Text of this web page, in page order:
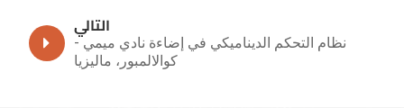
التالي
نظام التحكم الديناميكي في إضاءة نادي ميمي -
كوالالمبور، ماليزيا